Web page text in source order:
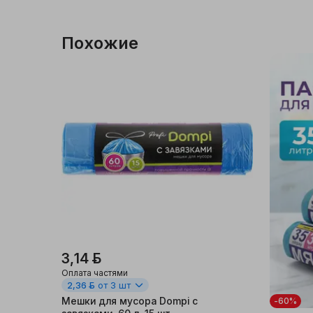
Похожие
3,14 ƃ
Оплата частями
2,36 ƃ от 3 шт
Мешки для мусора Dompi с
-60%